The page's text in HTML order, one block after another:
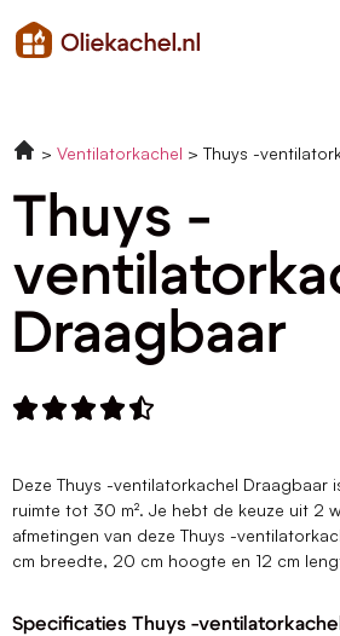
Ventilatorkachel Thuys -
Thuys -
Draagbaar

Deze Thuys -ventilatorkachel Draagbaar
ruimte tot 30 m². Je hebt de keuze uit 2
afmetingen van deze Thuys -
cm breedte, 20 cm hoogte en 12 cm
Specificaties Thuys -